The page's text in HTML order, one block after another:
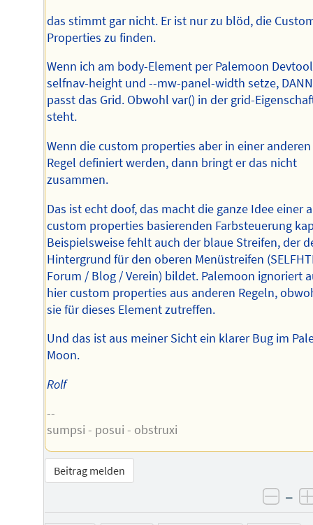
das stimmt gar nicht. Er ist nur zu blöd, die
Properties zu finden.
Wenn ich am body-Element per Palemoon
selfnav-height und --mw-panel-width setze, DANN
passt das Grid. Obwohl var() in der grid-
steht.
Wenn die custom properties aber in einer anderen
Regel definiert werden, dann bringt er das nicht
zusammen.
Das ist echt doof, das macht die ganze Idee einer
custom properties basierenden Farbsteuerung
Beispielsweise fehlt auch der blaue Streifen, der
Hintergrund für den oberen Menüstreifen
Forum / Blog / Verein) bildet. Palemoon ignoriert
hier custom properties aus anderen Regeln,
sie für dieses Element zutreffen.
Und das ist aus meiner Sicht ein klarer Bug im
Moon.
Rolf
--
sumpsi - posui - obstruxi
Beitrag melden
–